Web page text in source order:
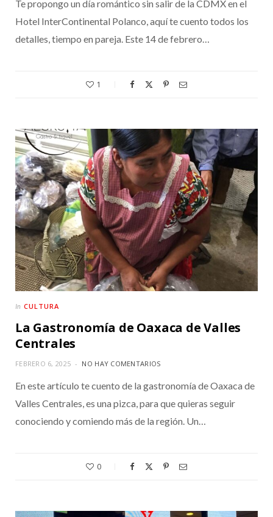
Te propongo un día romántico sin salir de la CDMX en el
Hotel InterContinental Polanco, aquí te cuento todos los
detalles, tiempo en pareja. Este 14 de febrero…
1
In CULTURA
La Gastronomía de Oaxaca de Valles
Centrales
FEBRERO 6, 2025 NO HAY COMENTARIOS
En este artículo te cuento de la gastronomía de Oaxaca de
Valles Centrales, es una pizca, para que quieras seguir
conociendo y comiendo más de la región. Un…
0